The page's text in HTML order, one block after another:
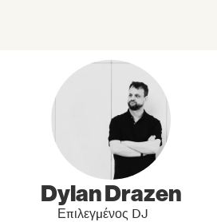
Dylan Drazen
Επιλεγμένος DJ